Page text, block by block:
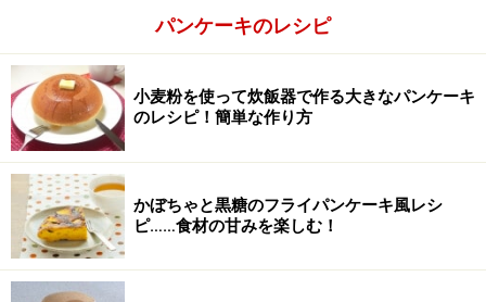
2
電子レンジから出したボウル（チョコレート）を泡だて
器で混ぜます。そこにゆで小豆を加え、混ぜます。牛乳
を加え、混ぜたら、卵を割りいれて、よく混ぜます。
パンケーキのレシピ
小麦粉を使って炊飯器で作る大きなパンケーキ
のレシピ！簡単な作り方
かぼちゃと黒糖のフライパンケーキ風レシ
ピ……食材の甘みを楽しむ！